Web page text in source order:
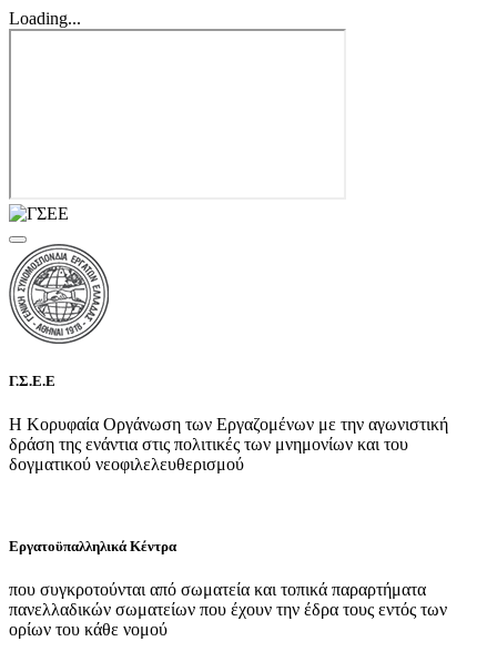
Loading...
Γ.Σ.Ε.Ε
Η Κορυφαία Οργάνωση των Εργαζομένων με την αγωνιστική
δράση της ενάντια στις πολιτικές των μνημονίων και του
δογματικού νεοφιλελευθερισμού
Εργατοϋπαλληλικά Κέντρα
που συγκροτούνται από σωματεία και τοπικά παραρτήματα
πανελλαδικών σωματείων που έχουν την έδρα τους εντός των
ορίων του κάθε νομού